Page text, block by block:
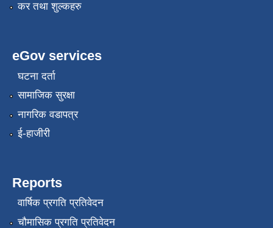
कर तथा शुल्कहरु
eGov services
घटना दर्ता
सामाजिक सुरक्षा
नागरिक वडापत्र
ई-हाजीरी
Reports
वार्षिक प्रगति प्रतिवेदन
चौमासिक प्रगति प्रतिवेदन